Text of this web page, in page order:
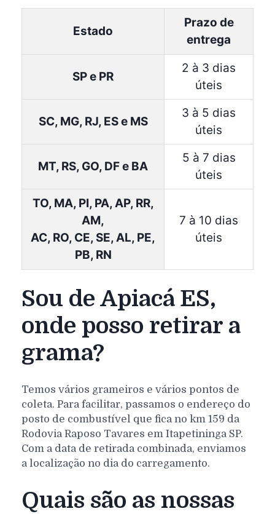
Estado
Prazo de
entrega
SP e PR
2 à 3 dias
úteis
SC, MG, RJ, ES e MS
3 à 5 dias
úteis
MT, RS, GO, DF e BA
5 à 7 dias
úteis
TO, MA, PI, PA, AP, RR,
AM,
AC, RO, CE, SE, AL, PE,
PB, RN
7 à 10 dias
úteis
Sou de Apiacá ES,
onde posso retirar a
grama?
Temos vários grameiros e vários pontos de
coleta. Para facilitar, passamos o endereço do
posto de combustível que fica no km 159 da
Rodovia Raposo Tavares em Itapetininga SP.
Com a data de retirada combinada, enviamos
a localização no dia do carregamento.
Quais são as nossas